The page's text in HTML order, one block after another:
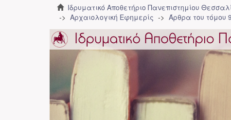
Ιδρυματικό Αποθετήριο Πανεπιστημίου
Αρχαιολογική Εφημερίς
Άρθρα του τόμου